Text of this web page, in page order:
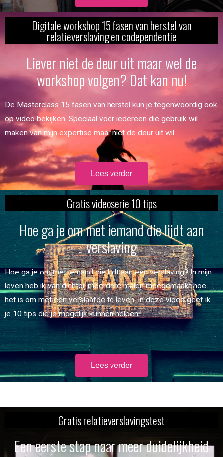
Digitale workshop 15 fasen van herstel van
relatieverslaving en codependentie
Liever niet de deur uit maar wel de
workshop volgen? Dat kan nu!
De Masterclass 15 fasen van herstel kun je tegenwoordig ook
op video bekijken. Speciaal voor iedereen die gebruik wil
maken van mijn expertise maar niet de deur uit wil.
Lees verder
Gratis videoserie 10 tips
Hoe ga je om met iemand die lijdt aan
verslaving
Hoe ga je om met iemand die lijdt aan een verslaving? In mijn
leven heb ik van dichtbij meerdere malen meegemaakt hoe
het is om met een verslaafde te leven. In deze video geef ik
je 10 tips die je mogelijk kunnen helpen.
Lees verder
Gratis relatieverslavingstest
Een eerste stap naar meer duidelijkheid